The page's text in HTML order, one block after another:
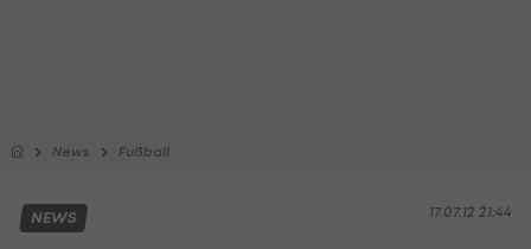
News Fußball
17.07.12 21:44
NEWS